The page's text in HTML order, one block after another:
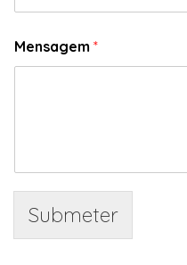
Mensagem *
Submeter